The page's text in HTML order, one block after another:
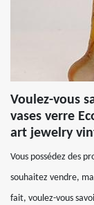
Voulez-vous
vases verre
art jewelry
Vous possédez des
souhaitez vendre,
fait, voulez-vous